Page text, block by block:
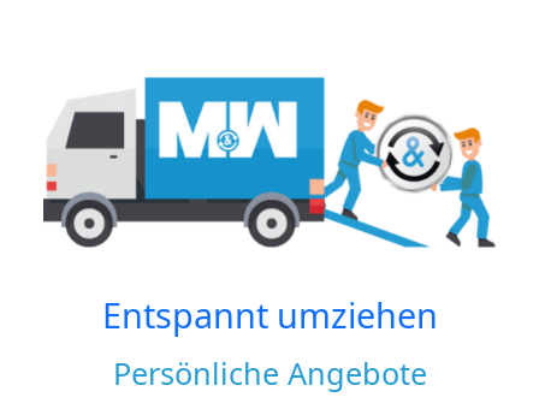
Entspannt umziehen
Persönliche Angebote